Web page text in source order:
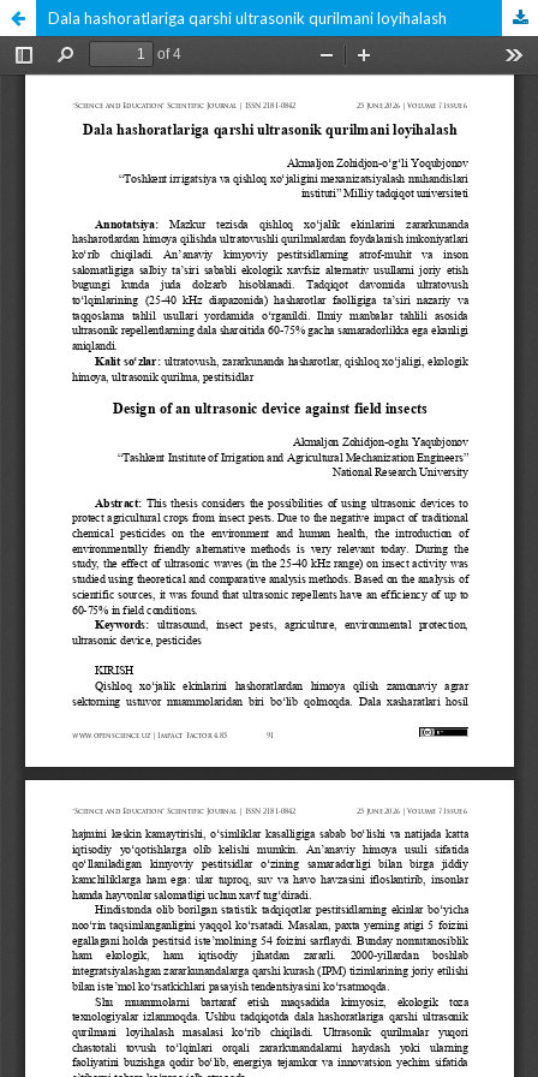
Dala hashoratlariga qarshi ultrasonik qurilmani loyihalash